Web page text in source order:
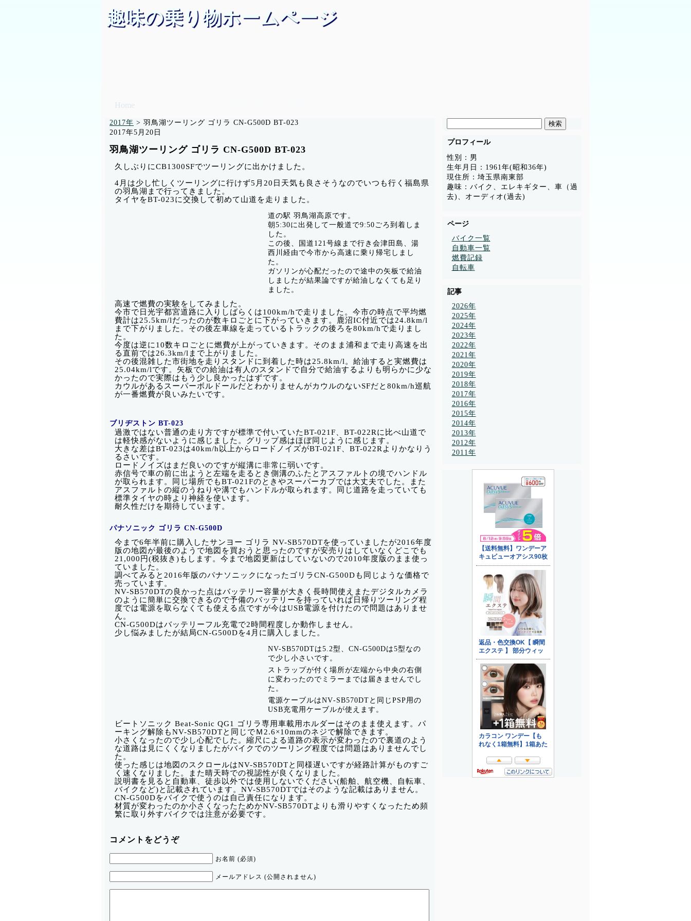
趣味の乗り物ホームページ
Home
2017年 > 羽鳥湖ツーリング ゴリラ CN-G500D BT-023
2017年5月20日
羽鳥湖ツーリング ゴリラ CN-G500D BT-023
久しぶりにCB1300SFでツーリングに出かけました。
4月は少し忙しくツーリングに行けず5月20日天気も良さそうなのでいつも行く福島県
の羽鳥湖まで行ってきました。
タイヤをBT-023に交換して初めて山道を走りました。
道の駅 羽鳥湖高原です。
朝5:30に出発して一般道で9:50ごろ到着しま
した。
この後、国道121号線まで行き会津田島、湯
西川経由で今市から高速に乗り帰宅しまし
た。
ガソリンが心配だったので途中の矢板で給油
しましたが結果論ですが給油しなくても足り
ました。
高速で燃費の実験をしてみました。
今市で日光宇都宮道路に入りしばらくは100km/hで走りました。今市の時点で平均燃
費計は25.5km/lだったのが数キロごとに下がっていきます。鹿沼IC付近では24.8km/l
まで下がりました。その後左車線を走っているトラックの後ろを80km/hで走りまし
た。
今度は逆に10数キロごとに燃費が上がっていきます。そのまま浦和まで走り高速を出
る直前では26.3km/lまで上がりました。
その後混雑した市街地を走りスタンドに到着した時は25.8km/l。給油すると実燃費は
25.04km/lです。矢板での給油は有人のスタンドで自分で給油するよりも明らかに少な
かったので実際はもう少し良かったはずです。
カウルがあるスーパーボルドールだとわかりませんがカウルのないSFだと80km/h巡航
が一番燃費が良いみたいです。
ブリヂストン BT-023
過激ではない普通の走り方ですが標準で付いていたBT-021F、BT-022Rに比べ山道で
は軽快感がないように感じました。グリップ感はほぼ同じように感じます。
大きな差はBT-023は40km/h以上からロードノイズがBT-021F、BT-022Rよりかなりう
るさいです。
ロードノイズはまだ良いのですが縦溝に非常に弱いです。
赤信号で車の前に出ようと左端を走るとき側溝のふたとアスファルトの境でハンドル
が取られます。同じ場所でもBT-021Fのときやスーパーカブでは大丈夫でした。また
アスファルトの縦のうねりや溝でもハンドルが取られます。同じ道路を走っていても
標準タイヤの時より神経を使います。
耐久性だけを期待しています。
パナソニック ゴリラ CN-G500D
今まで6年半前に購入したサンヨー ゴリラ NV-SB570DTを使っていましたが2016年度
版の地図が最後のようで地図を買おうと思ったのですが安売りはしていなくどこでも
21,000円(税抜き)もします。今まで地図更新はしていないので2010年度版のまま使っ
ていました。
調べてみると2016年版のパナソニックになったゴリラCN-G500Dも同じような価格で
売っています。
NV-SB570DTの良かった点はバッテリー容量が大きく長時間使えまたデジタルカメラ
のように簡単に交換できるので予備のバッテリーを持っていれば日帰りツーリング程
度では電源を取らなくても使える点ですが今はUSB電源を付けたので問題はありませ
ん。
CN-G500Dはバッテリーフル充電で2時間程度しか動作しません。
少し悩みましたが結局CN-G500Dを4月に購入しました。
NV-SB570DTは5.2型、CN-G500Dは5型なの
で少し小さいです。
ストラップが付く場所が左端から中央の右側
に変わったのでミラーまでは届きませんでし
た。
電源ケーブルはNV‐SB570DTと同じPSP用の
USB充電用ケーブルが使えます。
ビートソニック Beat-Sonic QG1 ゴリラ専用車載用ホルダーはそのまま使えます。パ
ーキング解除もNV-SB570DTと同じでＭ2.6×10mmのネジで解除できます。
小さくなったので少し心配でした。縮尺による道路の表示が変わったので裏道のよう
な道路は見にくくなりましたがバイクでのツーリング程度では問題はありませんでし
た。
使った感じは地図のスクロールはNV-SB570DTと同様遅いですが経路計算がものすご
く速くなりました。また晴天時での視認性が良くなりました。
説明書を見ると自動車、徒歩以外では使用しないでください(船舶、航空機、自転車、
バイクなど)と記載されています。NV-SB570DTではそのような記載はありません。
CN-G500Dをバイクで使うのは自己責任になります。
材質が変わったのか小さくなったためかNV-SB570DTよりも滑りやすくなったため頻
繁に取り外すバイクでは注意が必要です。
コメントをどうぞ
お名前 (必須)
メールアドレス (公開されません)
プロフィール
性別：男
生年月日：1961年(昭和36年)
現住所：埼玉県南東部
趣味：バイク、エレキギター、車（過
去)、オーディオ(過去)
ページ
バイク一覧
自動車一覧
燃費記録
自転車
記事
2026年
2025年
2024年
2023年
2022年
2021年
2020年
2019年
2018年
2017年
2016年
2015年
2014年
2013年
2012年
2011年